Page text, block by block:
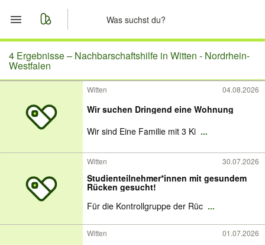
Start
Merkliste
Nachrichten
4 Ergebnisse – Nachbarschaftshilfe in Witten - Nordrhein-
Westfalen
Witten 04.08.2026
Wir suchen Dringend eine Wohnung
Wir sind Eine Familie mit 3 Ki ...
Witten 30.07.2026
Studienteilnehmer*innen mit gesundem
Rücken gesucht!
Für die Kontrollgruppe der Rüc ...
Witten 01.07.2026